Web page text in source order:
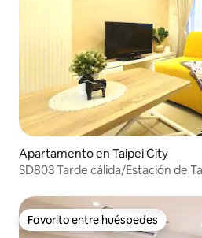
Apartamento en Taipei City
SD803 Tarde cálida/Estación de
camas más dos sofás cama para
Favorito entre huéspedes
Favorito entre huéspedes